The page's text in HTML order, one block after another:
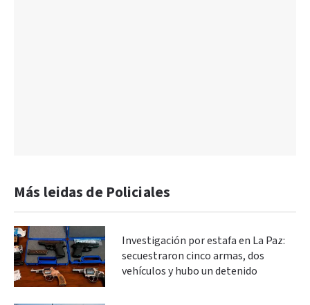
Más leidas de Policiales
Investigación por estafa en La Paz:
secuestraron cinco armas, dos
vehículos y hubo un detenido